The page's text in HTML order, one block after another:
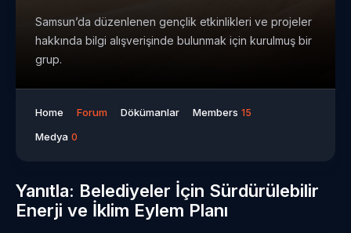
Samsun’da düzenlenen gençlik etkinlikleri ve projeler
hakkında bilgi alışverişinde bulunmak için kurulmuş bir
grup.
Home Forum Dökümanlar Members 15
Medya 0
Yanıtla: Belediyeler İçin Sürdürülebilir
Enerji ve İklim Eylem Planı